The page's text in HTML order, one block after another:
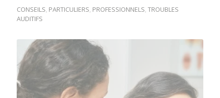
CONSEILS, PARTICULIERS, PROFESSIONNELS, TROUBLES
AUDITIFS